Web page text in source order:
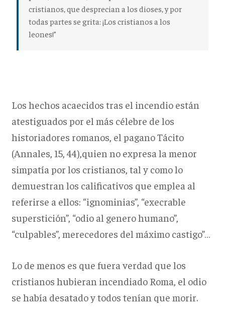
cristianos, que desprecian a los dioses, y por
todas partes se grita: ¡Los cristianos a los
leones!”
Los hechos acaecidos tras el incendio están
atestiguados por el más célebre de los
historiadores romanos, el pagano Tácito
(Annales, 15, 44),quien no expresa la menor
simpatía por los cristianos, tal y como lo
demuestran los calificativos que emplea al
referirse a ellos: “ignominias”, “execrable
superstición”, “odio al genero humano”,
“culpables”, merecedores del máximo castigo”…
Lo de menos es que fuera verdad que los
cristianos hubieran incendiado Roma, el odio
se había desatado y todos tenían que morir.